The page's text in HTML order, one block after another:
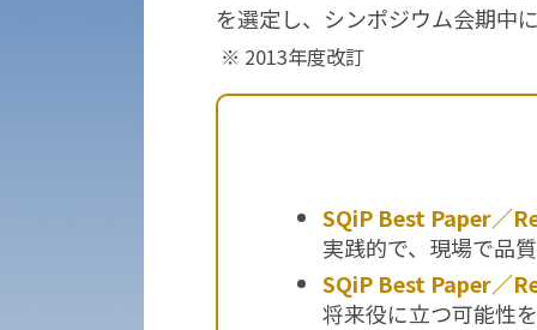
を選定し、シンポジウム会期中
2013年度改訂
SQiP Best Paper／
実践的で、現場で品
SQiP Best Paper／
将来役に立つ可能性